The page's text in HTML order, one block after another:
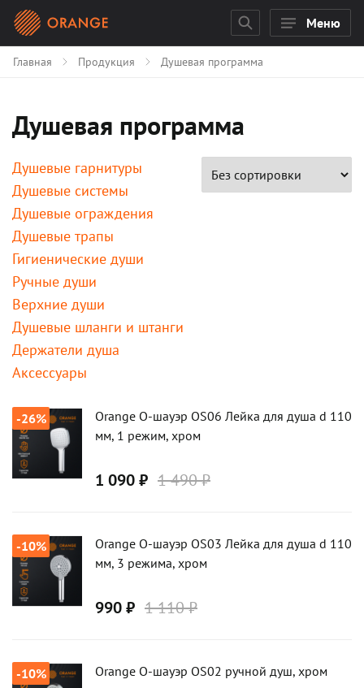
Меню
Главная Продукция Душевая программа
Душевая программа
Душевые гарнитуры
Душевые системы
Душевые ограждения
Душевые трапы
Гигиенические души
Ручные души
Верхние души
Душевые шланги и штанги
Держатели душа
Аксессуары
-26%
Orange О-шауэр OS06 Лейка для душа d 110
мм, 1 режим, хром
1 090 ₽ 1 490 ₽
-10%
Orange О-шауэр OS03 Лейка для душа d 110
мм, 3 режима, хром
990 ₽ 1 110 ₽
-10% Orange О-шауэр OS02 ручной душ, хром